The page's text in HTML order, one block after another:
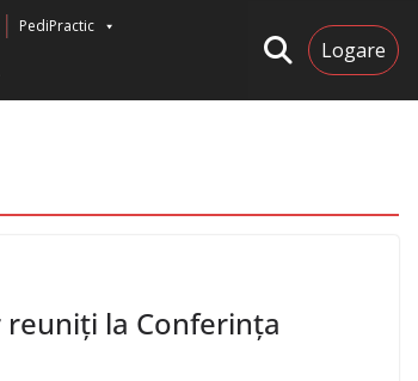
PediPractic
Logare
reuniți la Conferința